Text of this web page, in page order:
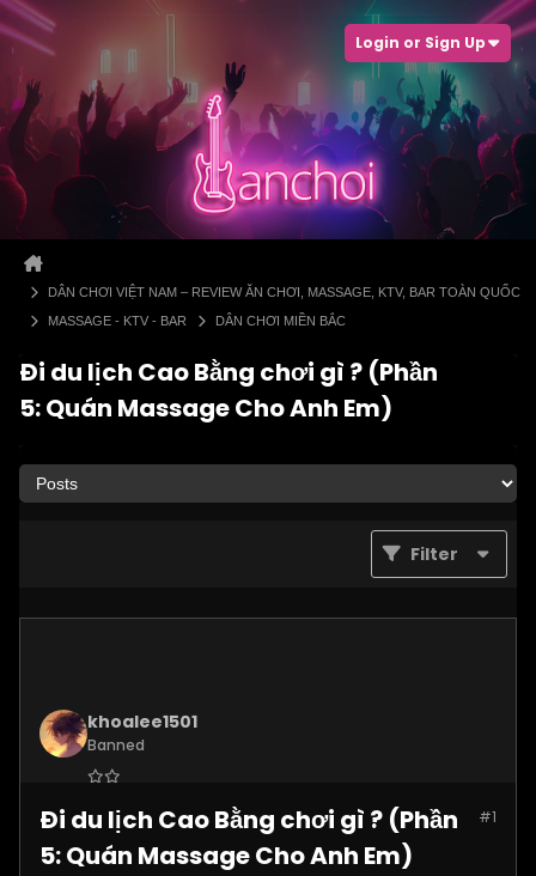
Login or Sign Up
DÂN CHƠI VIỆT NAM – REVIEW ĂN CHƠI, MASSAGE, KTV, BAR TOÀN QUỐC
MASSAGE - KTV - BAR
DÂN CHƠI MIỀN BẮC
Đi du lịch Cao Bằng chơi gì ? (Phần
5: Quán Massage Cho Anh Em)
Filter
khoalee1501
Banned
Dec 2024
Posts: 5577 #1
Đi du lịch Cao Bằng chơi gì ? (Phần
5: Quán Massage Cho Anh Em)